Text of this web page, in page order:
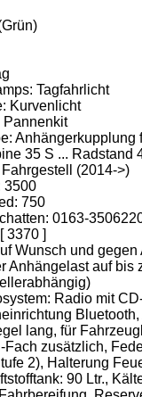
Tagfahrlicht
Kurvenlicht
Pannenkit
Anhängerkupplung
35 S ... Radstand
(2014->)
3500
750
0163-
3370 ]
Wunsch und gegen
Anhängelast auf bis
Radio mit
lang, für
Fach zusätzlich,
2), Halterung
90 Ltr.,